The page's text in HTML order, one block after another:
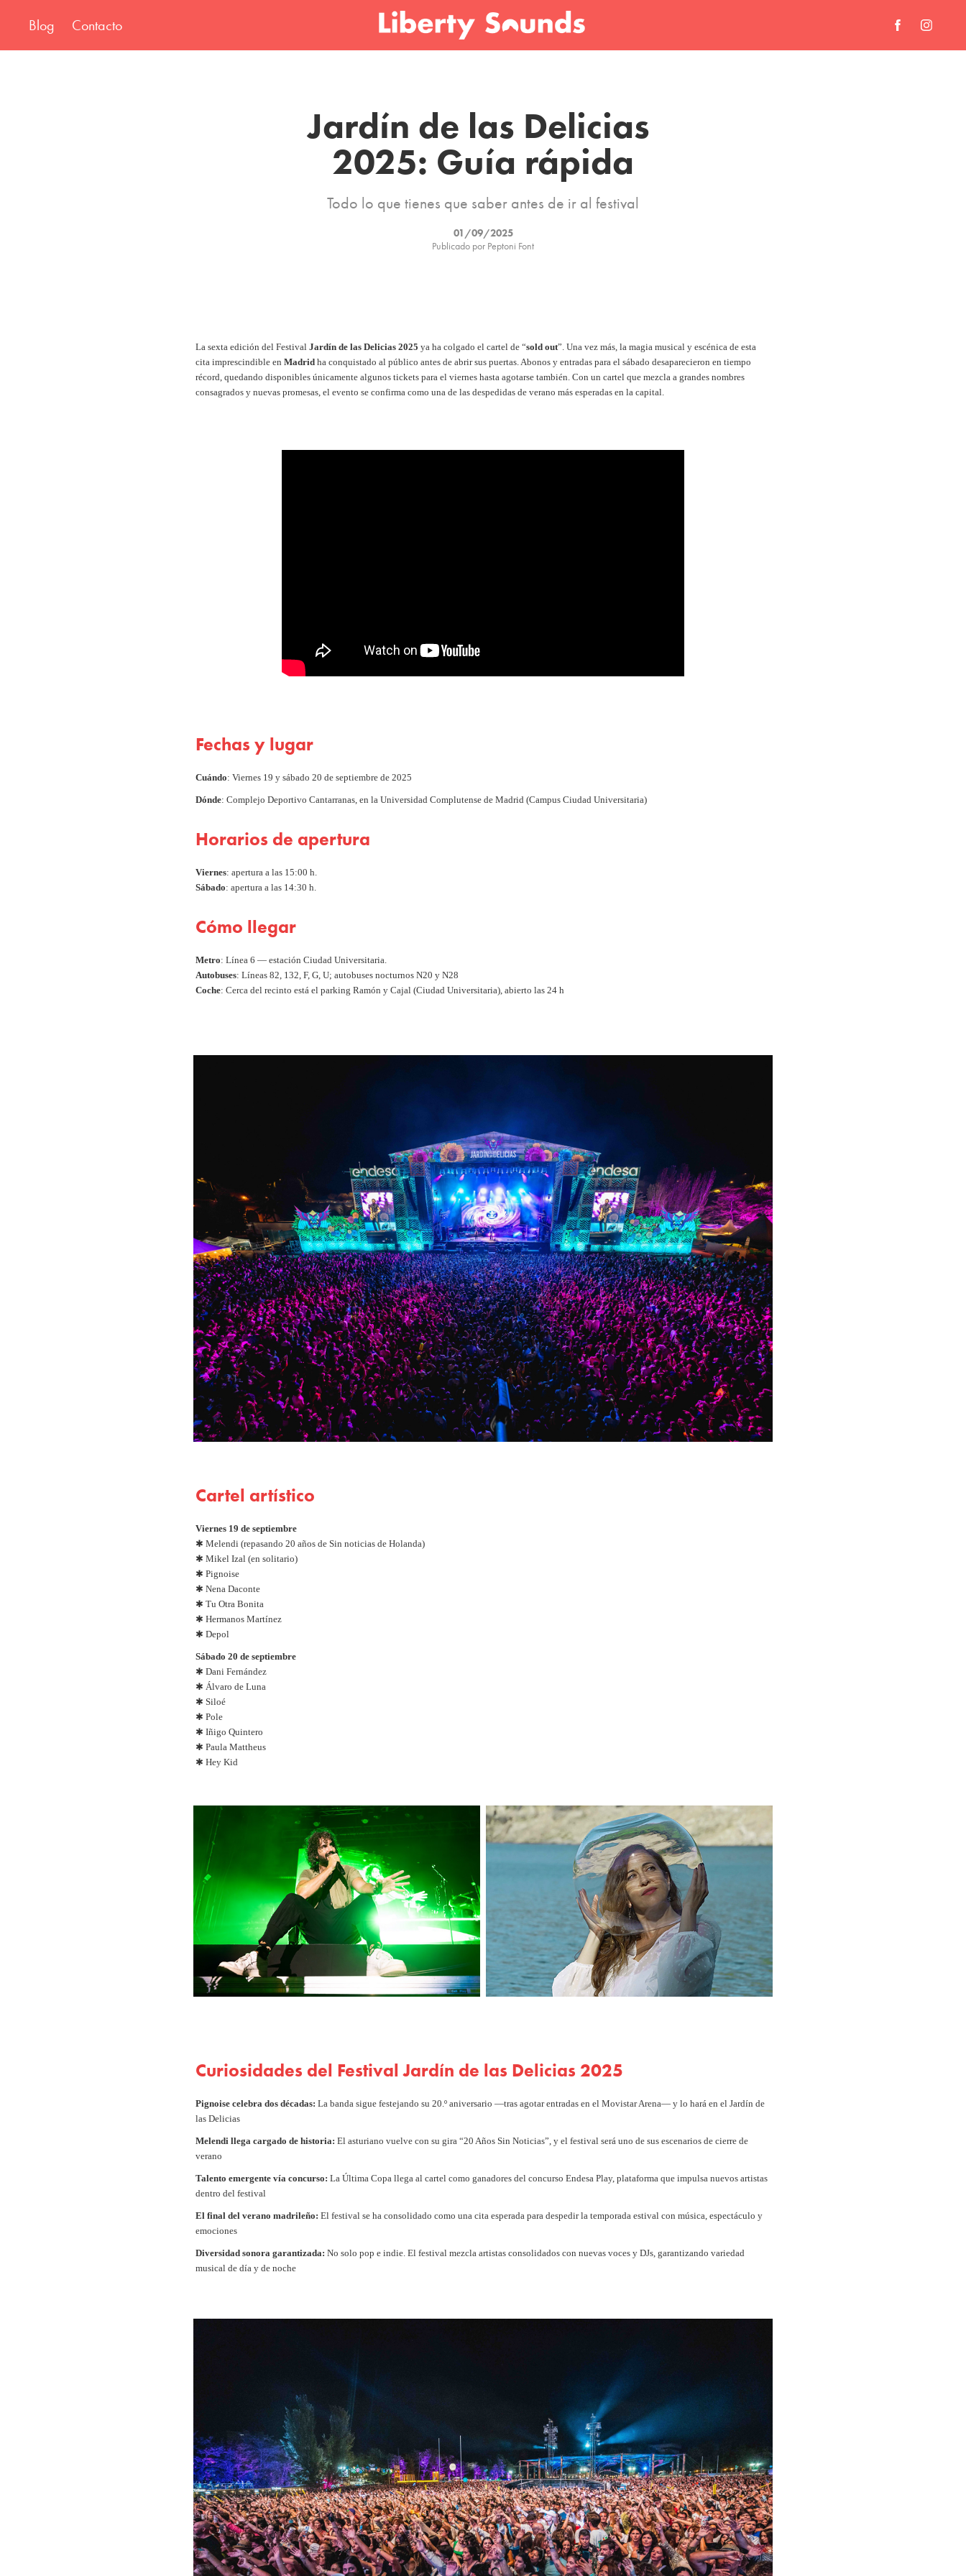
Blog Contacto
Jardín de las Delicias
2025: Guía rápida
Todo lo que tienes que saber antes de ir al festival
01/09/2025
Publicado por Peptoni Font
La sexta edición del Festival Jardín de las Delicias 2025 ya ha colgado el cartel de “sold out”. Una vez más, la magia musical y escénica de esta
cita imprescindible en Madrid ha conquistado al público antes de abrir sus puertas. Abonos y entradas para el sábado desaparecieron en tiempo
récord, quedando disponibles únicamente algunos tickets para el viernes hasta agotarse también. Con un cartel que mezcla a grandes nombres
consagrados y nuevas promesas, el evento se confirma como una de las despedidas de verano más esperadas en la capital.
Fechas y lugar
Cuándo: Viernes 19 y sábado 20 de septiembre de 2025
Dónde: Complejo Deportivo Cantarranas, en la Universidad Complutense de Madrid (Campus Ciudad Universitaria)
Horarios de apertura
Viernes: apertura a las 15:00 h.
Sábado: apertura a las 14:30 h.
Cómo llegar
Metro: Línea 6 — estación Ciudad Universitaria.
Autobuses: Líneas 82, 132, F, G, U; autobuses nocturnos N20 y N28
Coche: Cerca del recinto está el parking Ramón y Cajal (Ciudad Universitaria), abierto las 24 h
Cartel artístico
Viernes 19 de septiembre
✱ Melendi (repasando 20 años de Sin noticias de Holanda)
✱ Mikel Izal (en solitario)
✱ Pignoise
✱ Nena Daconte
✱ Tu Otra Bonita
✱ Hermanos Martínez
✱ Depol
Sábado 20 de septiembre
✱ Dani Fernández
✱ Álvaro de Luna
✱ Siloé
✱ Pole
✱ Iñigo Quintero
✱ Paula Mattheus
✱ Hey Kid
Curiosidades del Festival Jardín de las Delicias 2025
Pignoise celebra dos décadas: La banda sigue festejando su 20.º aniversario —tras agotar entradas en el Movistar Arena— y lo hará en el Jardín de
las Delicias
Melendi llega cargado de historia: El asturiano vuelve con su gira “20 Años Sin Noticias”, y el festival será uno de sus escenarios de cierre de
verano
Talento emergente vía concurso: La Última Copa llega al cartel como ganadores del concurso Endesa Play, plataforma que impulsa nuevos artistas
dentro del festival
El final del verano madrileño: El festival se ha consolidado como una cita esperada para despedir la temporada estival con música, espectáculo y
emociones
Diversidad sonora garantizada: No solo pop e indie. El festival mezcla artistas consolidados con nuevas voces y DJs, garantizando variedad
musical de día y de noche